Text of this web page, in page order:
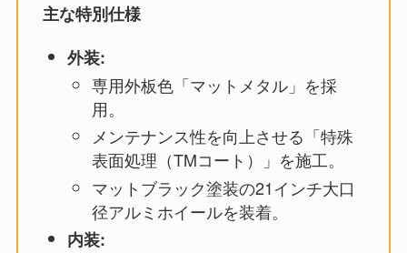
主な特別仕様
外装:
専用外板色「マットメタル」を採
用。
メンテナンス性を向上させる「特殊
表面処理（TMコート）」を施工。
マットブラック塗装の21インチ大口
径アルミホイールを装着。
内装: